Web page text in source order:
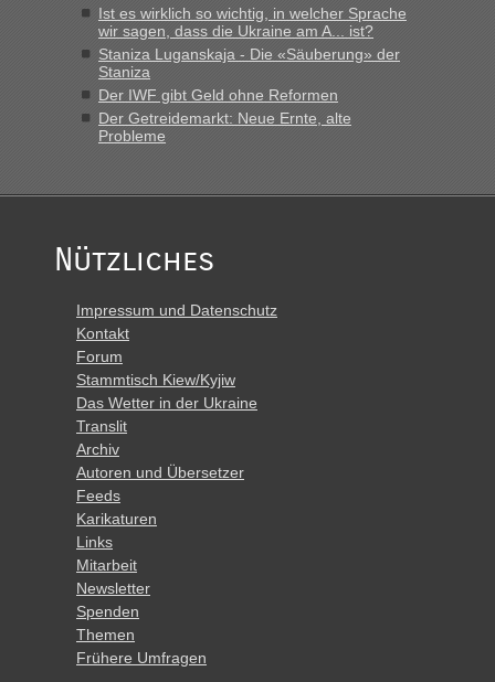
„Derzeit, ist es überall sehr voll an den Grenzen Ukraine/
Polen. Zb. Krakovets 100 PKW ca. 10 h Wartezeit. Wollen
Montag rüber, versuchen es sehr früh.“
Ist es wirklich so wichtig, in welcher Sprache
wir sagen, dass die Ukraine am A... ist?
Staniza Luganskaja - Die «Säuberung» der
Staniza
Der IWF gibt Geld ohne Reformen
Der Getreidemarkt: Neue Ernte, alte
Probleme
Nützliches
Impressum und Datenschutz
Kontakt
Forum
Stammtisch Kiew/Kyjiw
Das Wetter in der Ukraine
Translit
Archiv
Autoren und Übersetzer
Feeds
Karikaturen
Links
Mitarbeit
Newsletter
Spenden
Themen
Frühere Umfragen